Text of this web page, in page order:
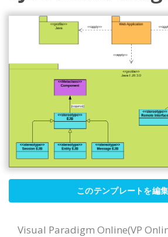
このテンプレートを編
Visual Paradigm Online(VP